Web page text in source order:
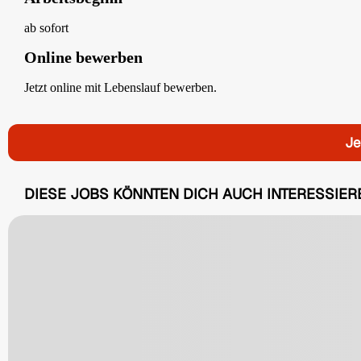
ab sofort
Online bewerben
Jetzt online mit Lebenslauf bewerben.
DIESE JOBS KÖNNTEN DICH AUCH